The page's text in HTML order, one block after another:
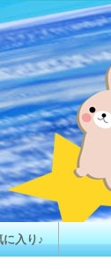
に入り♪